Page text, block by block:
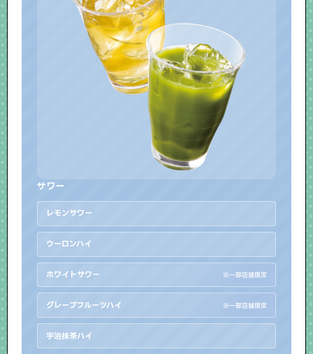
サワー
レモンサワー
ウーロンハイ
ホワイトサワー ※一部店舗限定
グレープフルーツハイ ※一部店舗限定
宇治抹茶ハイ